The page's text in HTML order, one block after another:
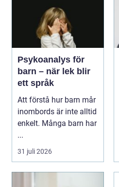
Psykoanalys för
barn – när lek blir
ett språk
Att förstå hur barn mår
inombords är inte alltid
enkelt. Många barn har
...
31 juli 2026